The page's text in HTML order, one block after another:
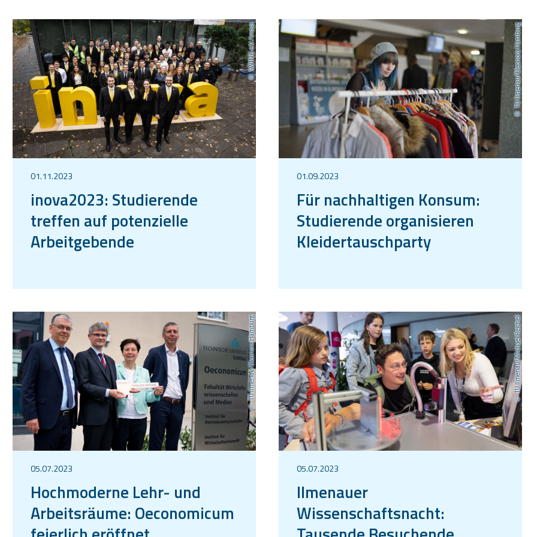
SWING e.V./inova
01.11.2023
inova2023: Studierende
treffen auf potenzielle
Arbeitgebende
TU Ilmenau/Eleonora Hamburg
01.09.2023
Für nachhaltigen Konsum:
Studierende organisieren
Kleidertauschparty
TU Ilmenau/Eleonora Hamburg
05.07.2023
Hochmoderne Lehr- und
Arbeitsräume: Oeconomicum
TU Ilmenau/Michael Reichel
05.07.2023
Ilmenauer
Wissenschaftsnacht: